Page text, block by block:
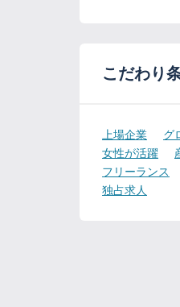
こだわり
上場企業 グ
女性が活躍
フリーランス
独占求人